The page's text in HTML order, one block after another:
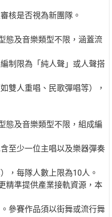
核是否視為新團隊。
態及音樂類型不限，涵蓋流
制限為「純人聲」或人聲搭
雙人重唱、民歌彈唱等），
態及音樂類型不限，組成編
含至少一位主唱以及樂器彈奏
，每隊人數上限為10人。
精準提供產業接軌資源，本
參賽作品須以街舞或流行舞